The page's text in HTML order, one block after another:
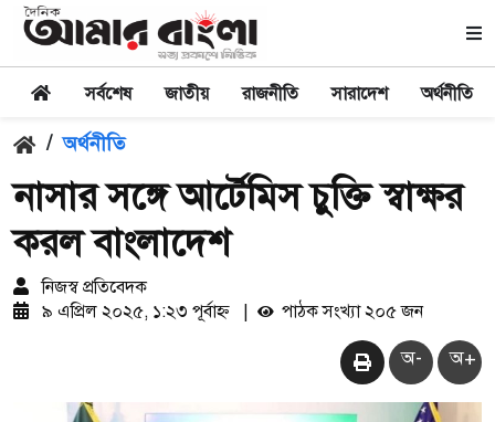
সর্বশেষ জাতীয় রাজনীতি সারাদেশ অর্থনীতি
/ অর্থনীতি
নাসার সঙ্গে আর্টেমিস চুক্তি স্বাক্ষর
করল বাংলাদেশ
নিজস্ব প্রতিবেদক
৯ এপ্রিল ২০২৫, ১:২৩ পূর্বাহ্ন
পাঠক সংখ্যা ২০৫ জন
অ- অ+